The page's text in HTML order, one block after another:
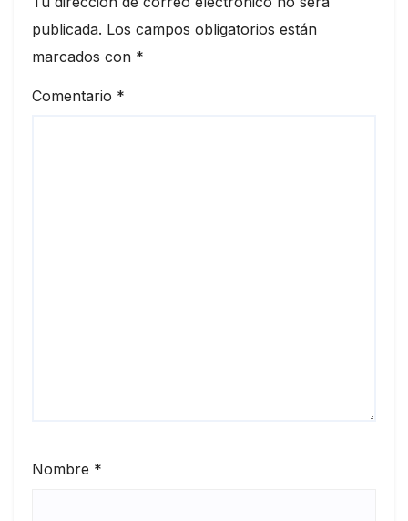
publicada. Los campos obligatorios están
marcados con *
Comentario *
Nombre *